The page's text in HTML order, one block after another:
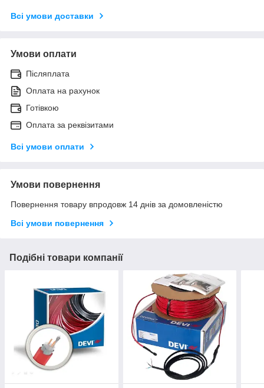
Всі умови доставки
Умови оплати
Післяплата
Оплата на рахунок
Готівкою
Оплата за реквізитами
Всі умови оплати
Умови повернення
Повернення товару впродовж 14 днів за домовленістю
Всі умови повернення
Подібні товари компанії